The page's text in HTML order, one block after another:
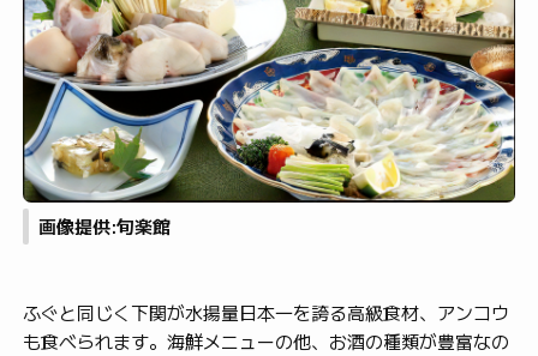
画像提供:旬楽館
ふぐと同じく下関が水揚量日本一を誇る高級食材、アンコウ
も食べられます。海鮮メニューの他、お酒の種類が豊富なの